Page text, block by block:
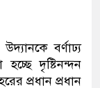
বর্ণাঢ্য
দৃষ্টিনন্দন
প্রধান প্রধান